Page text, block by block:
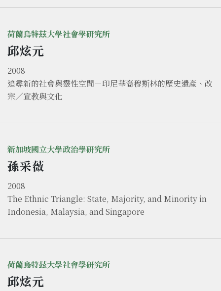
荷蘭烏特茲大學社會學研究所
邱炫元
2008
追尋新的社會與靈性空間－印尼華裔穆斯林的歷史遺產、改
宗／宣教與文化
新加坡國立大學政治學研究所
孫采薇
2008
The Ethnic Triangle: State, Majority, and Minority in
Indonesia, Malaysia, and Singapore
荷蘭烏特茲大學社會學研究所
邱炫元